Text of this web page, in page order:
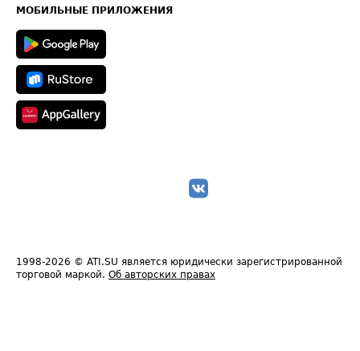
Техническая информация
МОБИЛЬНЫЕ ПРИЛОЖЕНИЯ
1998-2026 © ATI.SU является юридически зарегистрированной
торговой маркой. Об авторских правах